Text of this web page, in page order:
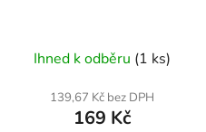
Ihned k odběru (1 ks)
139,67 Kč bez DPH
169 Kč